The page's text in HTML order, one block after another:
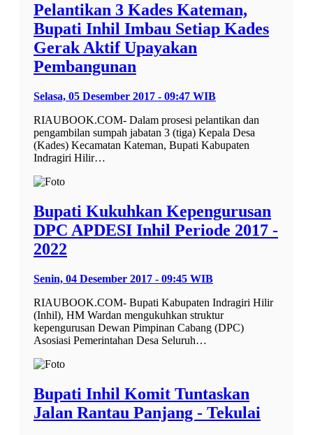
Pelantikan 3 Kades Kateman,
Bupati Inhil Imbau Setiap Kades
Gerak Aktif Upayakan
Pembangunan
Selasa, 05 Desember 2017 - 09:47 WIB
RIAUBOOK.COM- Dalam prosesi pelantikan dan
pengambilan sumpah jabatan 3 (tiga) Kepala Desa
(Kades) Kecamatan Kateman, Bupati Kabupaten
Indragiri Hilir…
Bupati Kukuhkan Kepengurusan
DPC APDESI Inhil Periode 2017 -
2022
Senin, 04 Desember 2017 - 09:45 WIB
RIAUBOOK.COM- Bupati Kabupaten Indragiri Hilir
(Inhil), HM Wardan mengukuhkan struktur
kepengurusan Dewan Pimpinan Cabang (DPC)
Asosiasi Pemerintahan Desa Seluruh…
Bupati Inhil Komit Tuntaskan
Jalan Rantau Panjang - Tekulai